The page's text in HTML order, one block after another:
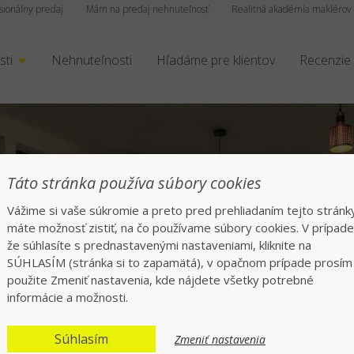
Realitná akadémia maklérov
Mám na predaj nehnuteľnosť
predaj
Nehnuteľnosti Hľadáme pre klientov Recenzie
a štýlová
Táto stránka používa súbory cookies
Vážime si vaše súkromie a preto pred prehliadaním tejto
máte možnosť zistiť, na čo používame súbory cookies. V
že súhlasíte s prednastavenými nastaveniami, kliknite na
SÚHLASÍM (stránka si to zapamätá), v opačnom prípade prosím
použite Zmeniť nastavenia, kde nájdete všetky potrebné
informácie a možnosti.
Súhlasím Zmeniť nastavenia